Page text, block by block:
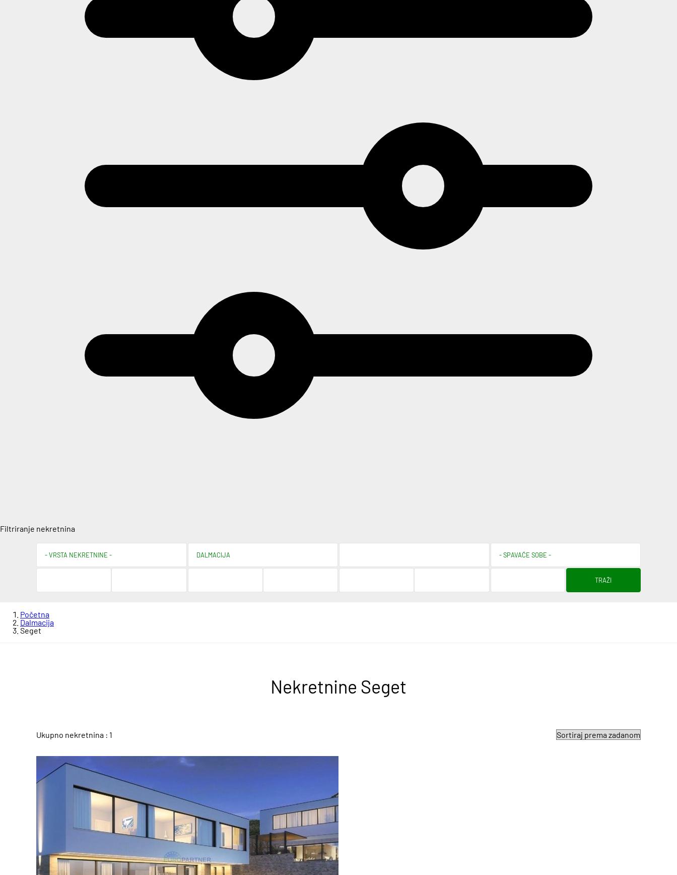
Filtriranje nekretnina
Početna
Dalmacija
Seget
Nekretnine Seget
Ukupno nekretnina : 1